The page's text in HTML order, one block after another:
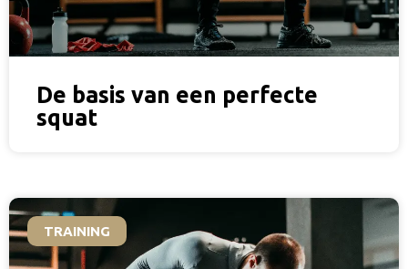
De basis van een perfecte
squat
TRAINING